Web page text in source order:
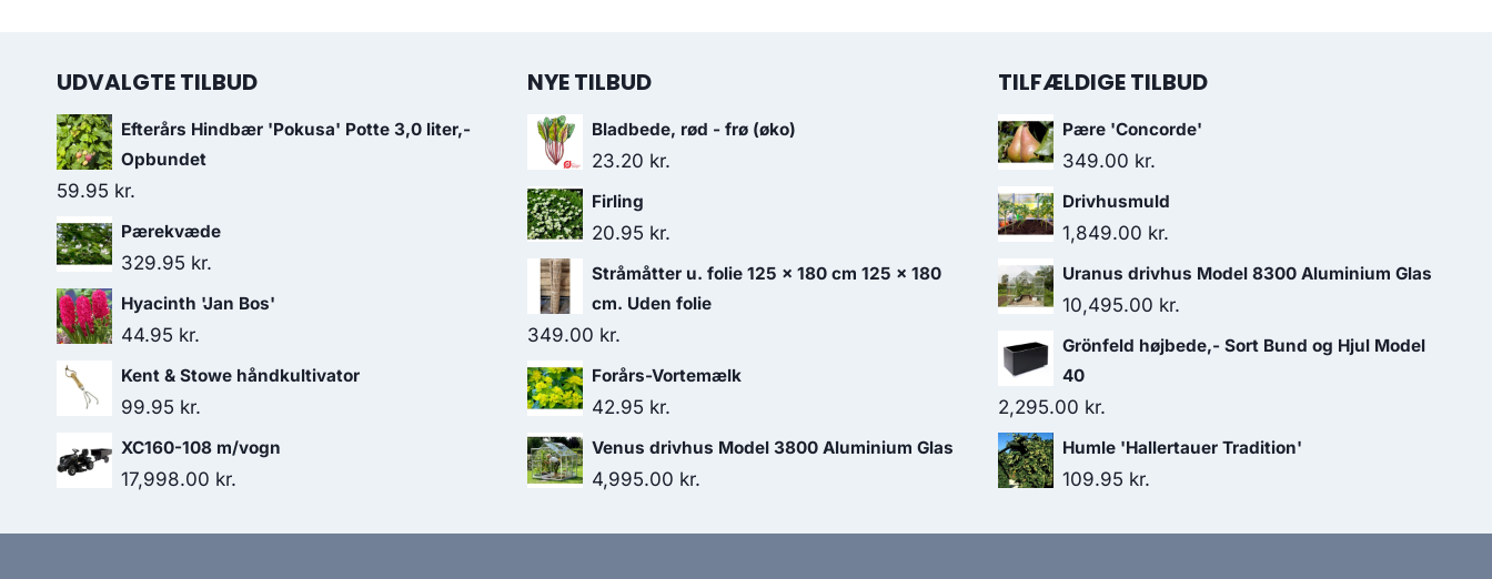
UDVALGTE TILBUD
Efterårs Hindbær 'Pokusa' Potte 3,0 liter,-
Opbundet
59.95 kr.
Pærekvæde
329.95 kr.
Hyacinth 'Jan Bos'
44.95 kr.
Kent & Stowe håndkultivator
99.95 kr.
XC160-108 m/vogn
17,998.00 kr.
NYE TILBUD
Bladbede, rød - frø (øko)
23.20 kr.
Firling
20.95 kr.
Stråmåtter u. folie 125 x 180 cm 125 x 180
cm. Uden folie
349.00 kr.
Forårs-Vortemælk
42.95 kr.
Venus drivhus Model 3800 Aluminium Glas
4,995.00 kr.
TILFÆLDIGE TILBUD
Pære 'Concorde'
349.00 kr.
Drivhusmuld
1,849.00 kr.
Uranus drivhus Model 8300 Aluminium Glas
10,495.00 kr.
Grönfeld højbede,- Sort Bund og Hjul Model
40
2,295.00 kr.
Humle 'Hallertauer Tradition'
109.95 kr.